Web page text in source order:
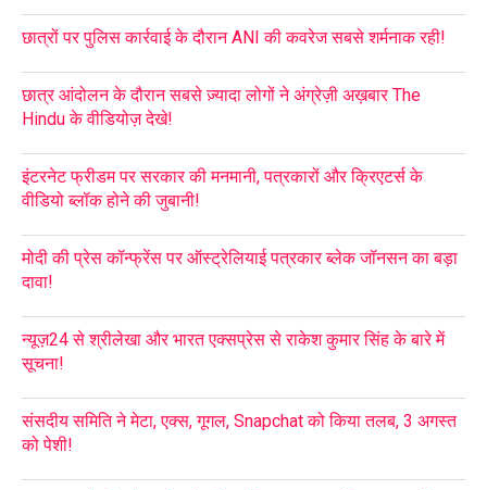
छात्रों पर पुलिस कार्रवाई के दौरान ANI की कवरेज सबसे शर्मनाक रही!
छात्र आंदोलन के दौरान सबसे ज़्यादा लोगों ने अंग्रेज़ी अख़बार The
Hindu के वीडियोज़ देखे!
इंटरनेट फ्रीडम पर सरकार की मनमानी, पत्रकारों और क्रिएटर्स के
वीडियो ब्लॉक होने की जुबानी!
मोदी की प्रेस कॉन्फ्रेंस पर ऑस्ट्रेलियाई पत्रकार ब्लेक जॉनसन का बड़ा
दावा!
न्यूज़24 से श्रीलेखा और भारत एक्सप्रेस से राकेश कुमार सिंह के बारे में
सूचना!
संसदीय समिति ने मेटा, एक्स, गूगल, Snapchat को किया तलब, 3 अगस्त
को पेशी!